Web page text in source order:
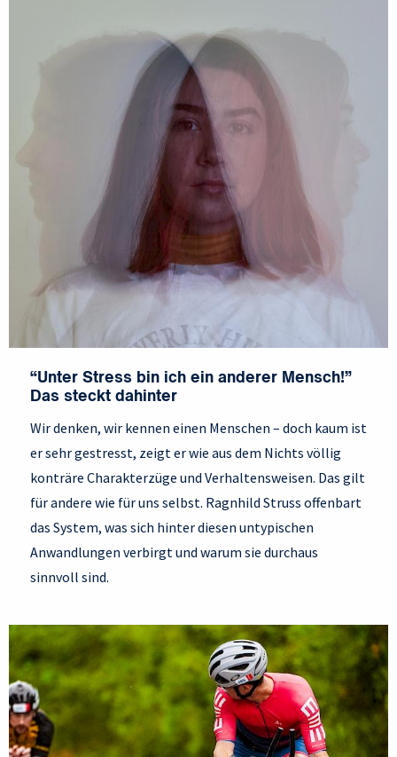
“Unter Stress bin ich ein anderer Mensch!”
Das steckt dahinter
Wir denken, wir kennen einen Menschen – doch kaum ist
er sehr gestresst, zeigt er wie aus dem Nichts völlig
konträre Charakterzüge und Verhaltensweisen. Das gilt
für andere wie für uns selbst. Ragnhild Struss offenbart
das System, was sich hinter diesen untypischen
Anwandlungen verbirgt und warum sie durchaus
sinnvoll sind.